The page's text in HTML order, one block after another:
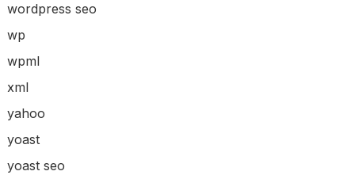
wordpress seo
wp
wpml
xml
yahoo
yoast
yoast seo